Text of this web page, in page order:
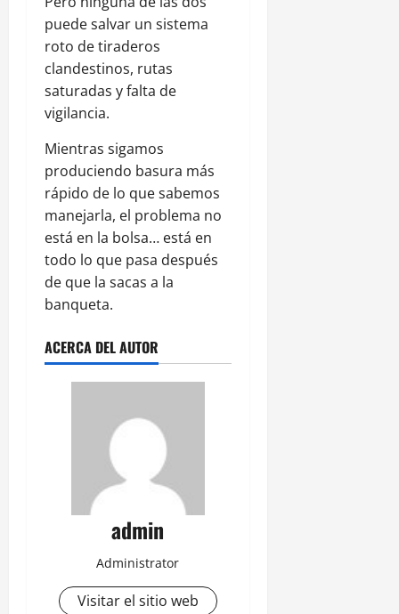
puede salvar un sistema
roto de tiraderos
clandestinos, rutas
saturadas y falta de
vigilancia.
Mientras sigamos
produciendo basura más
rápido de lo que sabemos
manejarla, el problema no
está en la bolsa… está en
todo lo que pasa después
de que la sacas a la
banqueta.
ACERCA DEL AUTOR
admin
Administrator
Visitar el sitio web